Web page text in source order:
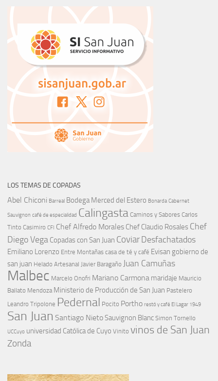
LOS TEMAS DE COPADAS
Abel Chiconi Barreal Bodega Merced del Estero Bonarda Cabernet
Sauvignon café de especialidad Calingasta Caminos y Sabores Carlos
Tinto Casimiro CFI Chef Alfredo Morales Chef Claudio Rosales Chef
Diego Vega Copadas con San Juan Coviar Desfachatados
Emiliano Lorenzo Entre Montañas casa de té y café Evisan gobierno de
san juan Helado Artesanal Javier Baragaño Juan Camuñas
Malbec Marcelo Onofri Mariano Carmona maridaje Mauricio
Ballato Mendoza Ministerio de Producción de San Juan Pastelero
Leandro Tripolone Pedernal Pocito Portho restó y café El Lagar 1949
San Juan Santiago Nieto Sauvignon Blanc Simon Tornello
UCCuyo universidad Católica de Cuyo Vinito vinos de San Juan
Zonda